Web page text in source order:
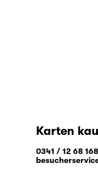
Karten
0341 / 12 68 168